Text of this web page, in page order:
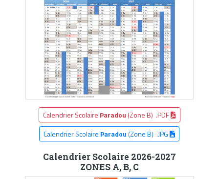
Calendrier Scolaire Paradou (Zone B) .PDF
Calendrier Scolaire Paradou(Zone B) .JPG
Calendrier Scolaire 2026-2027
ZONES A, B, C